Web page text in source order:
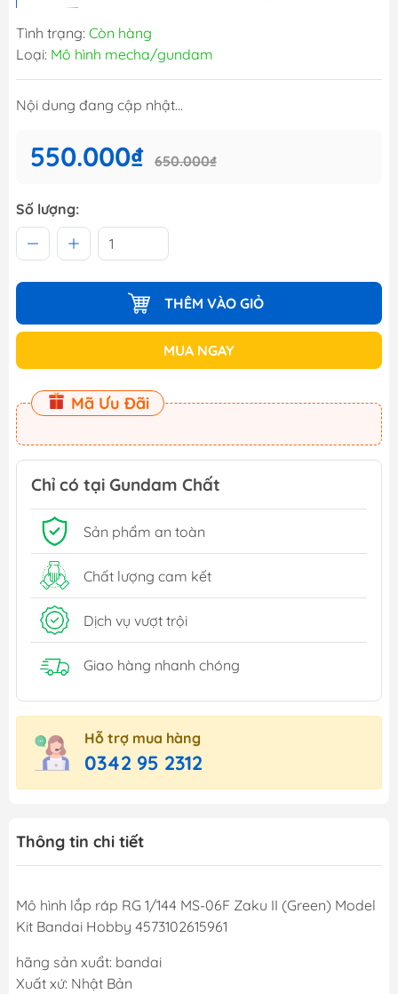
Tình trạng: Còn hàng
Loại: Mô hình mecha/gundam
Nội dung đang cập nhật...
550.000₫ 650.000₫
Số lượng:
THÊM VÀO GIỎ
MUA NGAY
Mã Ưu Đãi
Chỉ có tại Gundam Chất
Sản phẩm an toàn
Chất lượng cam kết
Dịch vụ vượt trội
Giao hàng nhanh chóng
Hỗ trợ mua hàng
0342 95 2312
Thông tin chi tiết
Mô hình lắp ráp RG 1/144 MS-06F Zaku II (Green) Model
Kit Bandai Hobby 4573102615961
hãng sản xuẩt: bandai
Xuất xứ: Nhật Bản